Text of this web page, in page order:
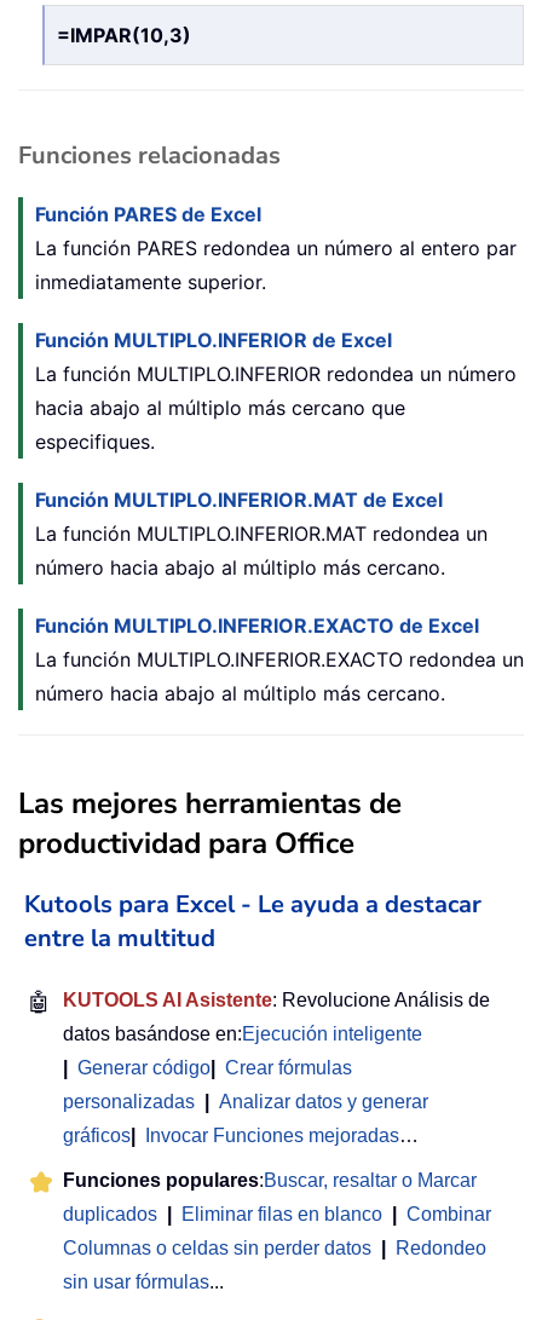
=IMPAR(10,3)
Funciones relacionadas
Función PARES de Excel
La función PARES redondea un número al entero par
inmediatamente superior.
Función MULTIPLO.INFERIOR de Excel
La función MULTIPLO.INFERIOR redondea un número
hacia abajo al múltiplo más cercano que
especifiques.
Función MULTIPLO.INFERIOR.MAT de Excel
La función MULTIPLO.INFERIOR.MAT redondea un
número hacia abajo al múltiplo más cercano.
Función MULTIPLO.INFERIOR.EXACTO de Excel
La función MULTIPLO.INFERIOR.EXACTO redondea un
número hacia abajo al múltiplo más cercano.
Las mejores herramientas de
productividad para Office
Kutools para Excel - Le ayuda a destacar
entre la multitud
🤖 KUTOOLS AI Asistente: Revolucione Análisis de
datos basándose en:Ejecución inteligente
Generar código
Crear fórmulas
personalizadas
Analizar datos y generar
gráficos
Invocar Funciones mejoradas…
Funciones populares:Buscar, resaltar o Marcar
duplicados
Eliminar filas en blanco
Combinar
Columnas o celdas sin perder datos
Redondeo
sin usar fórmulas...